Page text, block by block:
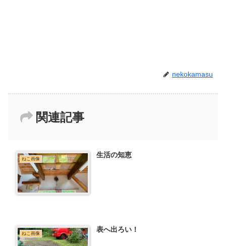
nekokamasu
関連記事
ねこ画像 生活の知恵
ねこ画像 表へ出ろい！